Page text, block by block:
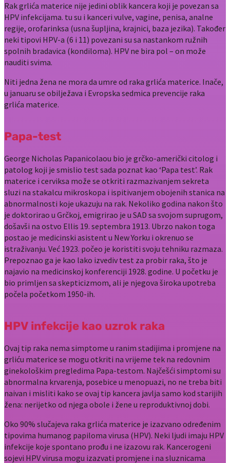
Rak grlića materice nije jedini oblik kancera koji je povezan sa
HPV infekcijama. tu su i kanceri vulve, vagine, penisa, analne
regije, orofarinksa (usna šupljina, krajnici, baza jezika). Također
neki tipovi HPV-a (6 i 11) povezani su sa nastankom ružnih
spolnih bradavica (kondiloma). HPV ne bira pol – on može
nauditi svima.
Niti jedna žena ne mora da umre od raka grlića materice. Inače,
u januaru se obilježava i Evropska sedmica prevencije raka
grlića materice.
Papa-test
George Nicholas Papanicolaou bio je grčko-američki citolog i
patolog koji je smislio test sada poznat kao ‘Papa test’. Rak
materice i cerviksa može se otkriti razmazivanjem sekreta
sluzi na stakalcu mikroskopa i ispitivanjem obojenih stanica na
abnormalnosti koje ukazuju na rak. Nekoliko godina nakon što
je doktorirao u Grčkoj, emigrirao je u SAD sa svojom suprugom,
došavši na ostvo Ellis 19. septembra 1913. Ubrzo nakon toga
postao je medicinski asistent u New Yorku i okrenuo se
istraživanju. Već 1923. počeo je koristiti svoju tehniku ​​razmaza.
Prepoznao ga je kao lako izvediv test za probir raka, što je
najavio na medicinskoj konferenciji 1928. godine. U početku je
bio primljen sa skepticizmom, ali je njegova široka upotreba
počela početkom 1950-ih.
HPV infekcije kao uzrok raka
Ovaj tip raka nema simptome u ranim stadijima i promjene na
grliću materice se mogu otkriti na vrijeme tek na redovnim
ginekološkim pregledima Papa-testom. Najčešći simptomi su
abnormalna krvarenja, posebice u menopuazi, no ne treba biti
naivan i misliti kako se ovaj tip kancera javlja samo kod starijih
žena: nerijetko od njega obole i žene u reproduktivnoj dobi.
Oko 90% slučajeva raka grlića materice je izazvano određenim
tipovima humanog papiloma virusa (HPV). Neki ljudi imaju HPV
infekcije koje spontano prođu i ne izazovu rak. Kancerogeni
sojevi HPV virusa mogu izazvati promjene i na sluznicama